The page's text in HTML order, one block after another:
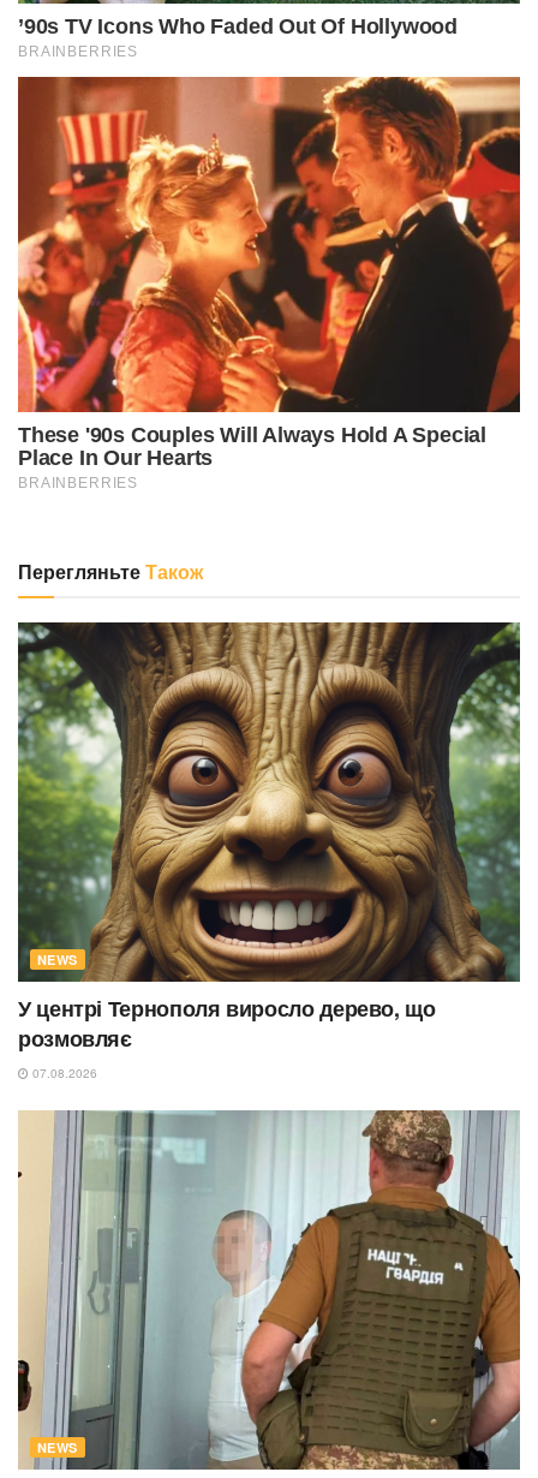
ПерегляньтеТакож
NEWS
У центрі Тернополя виросло дерево, що
розмовляє
07.08.2026
NEWS